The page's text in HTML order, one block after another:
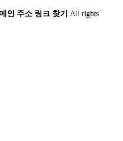
인 주소 링크 찾기 All rights